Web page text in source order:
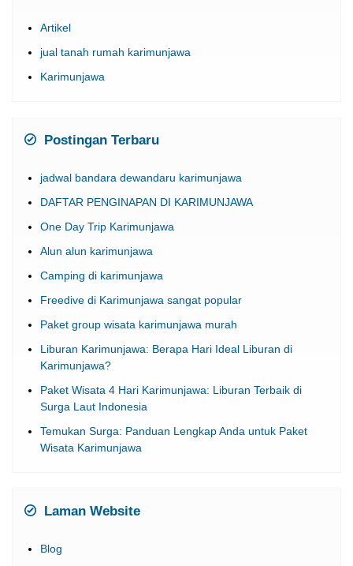
Artikel
jual tanah rumah karimunjawa
Karimunjawa
Postingan Terbaru
jadwal bandara dewandaru karimunjawa
DAFTAR PENGINAPAN DI KARIMUNJAWA
One Day Trip Karimunjawa
Alun alun karimunjawa
Camping di karimunjawa
Freedive di Karimunjawa sangat popular
Paket group wisata karimunjawa murah
Liburan Karimunjawa: Berapa Hari Ideal Liburan di
Karimunjawa?
Paket Wisata 4 Hari Karimunjawa: Liburan Terbaik di
Surga Laut Indonesia
Temukan Surga: Panduan Lengkap Anda untuk Paket
Wisata Karimunjawa
Laman Website
Blog